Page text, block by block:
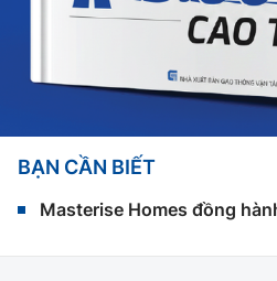
BẠN CẦN BIẾT
Masterise Homes đồng